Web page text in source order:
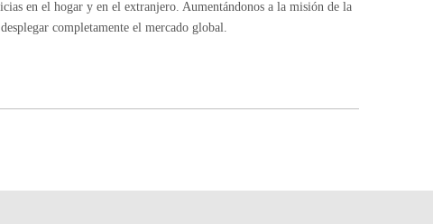
en el hogar y en el extranjero. Aumentándonos a la misión de la
completamente el mercado global.